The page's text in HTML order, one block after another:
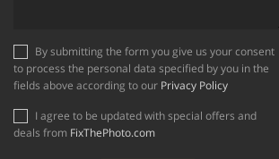
to process the personal data specified by you in the
fields above according to our Privacy Policy
deals from FixThePhoto.com